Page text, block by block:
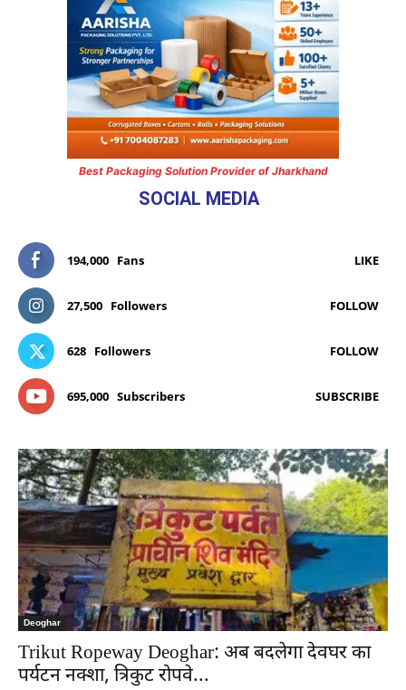
Best Packaging Solution Provider of Jharkhand
SOCIAL MEDIA
194,000 Fans LIKE
27,500 Followers FOLLOW
628 Followers FOLLOW
695,000 Subscribers SUBSCRIBE
Deoghar
Trikut Ropeway Deoghar: अब बदलेगा देवघर का
पर्यटन नक्शा, त्रिकुट रोपवे...